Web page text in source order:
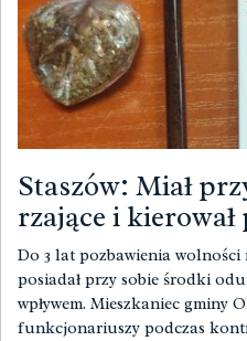
Staszów: Miał
rzające i
Do 3 lat pozbawienia
posiadał przy sobie środki
wpływem. Mieszkaniec gminy
funkcjonariuszy podczas